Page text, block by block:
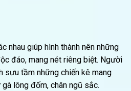
nhau giúp hình thành nên những
đáo, mang nét riêng biệt. Người
sưu tầm những chiến kê mang
lông đốm, chân ngũ sắc.